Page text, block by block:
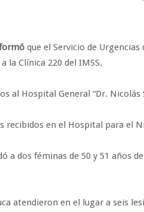
que el Servicio de
la Clínica 220 del IMSS.
al Hospital General “Dr. Nicolás
recibidos en el Hospital para el
a dos féminas de 50 y 51 años
atendieron en el lugar a seis